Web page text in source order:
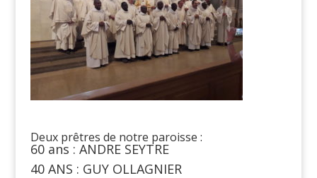
Deux prêtres de notre paroisse :
60 ans : ANDRE SEYTRE
40 ANS : GUY OLLAGNIER